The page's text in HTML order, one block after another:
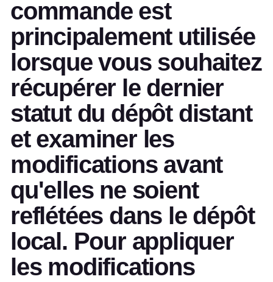
commande est
principalement utilisée
lorsque vous souhaitez
récupérer le dernier
statut du dépôt distant
et examiner les
modifications avant
qu'elles ne soient
reflétées dans le dépôt
local. Pour appliquer
les modifications